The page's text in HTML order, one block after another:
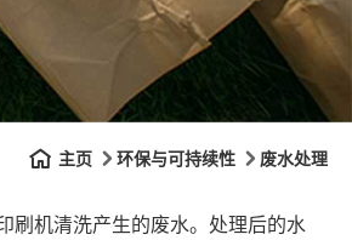
主页 环保与可持续性 废水处理
刷机清洗产生的废水。处理后的水